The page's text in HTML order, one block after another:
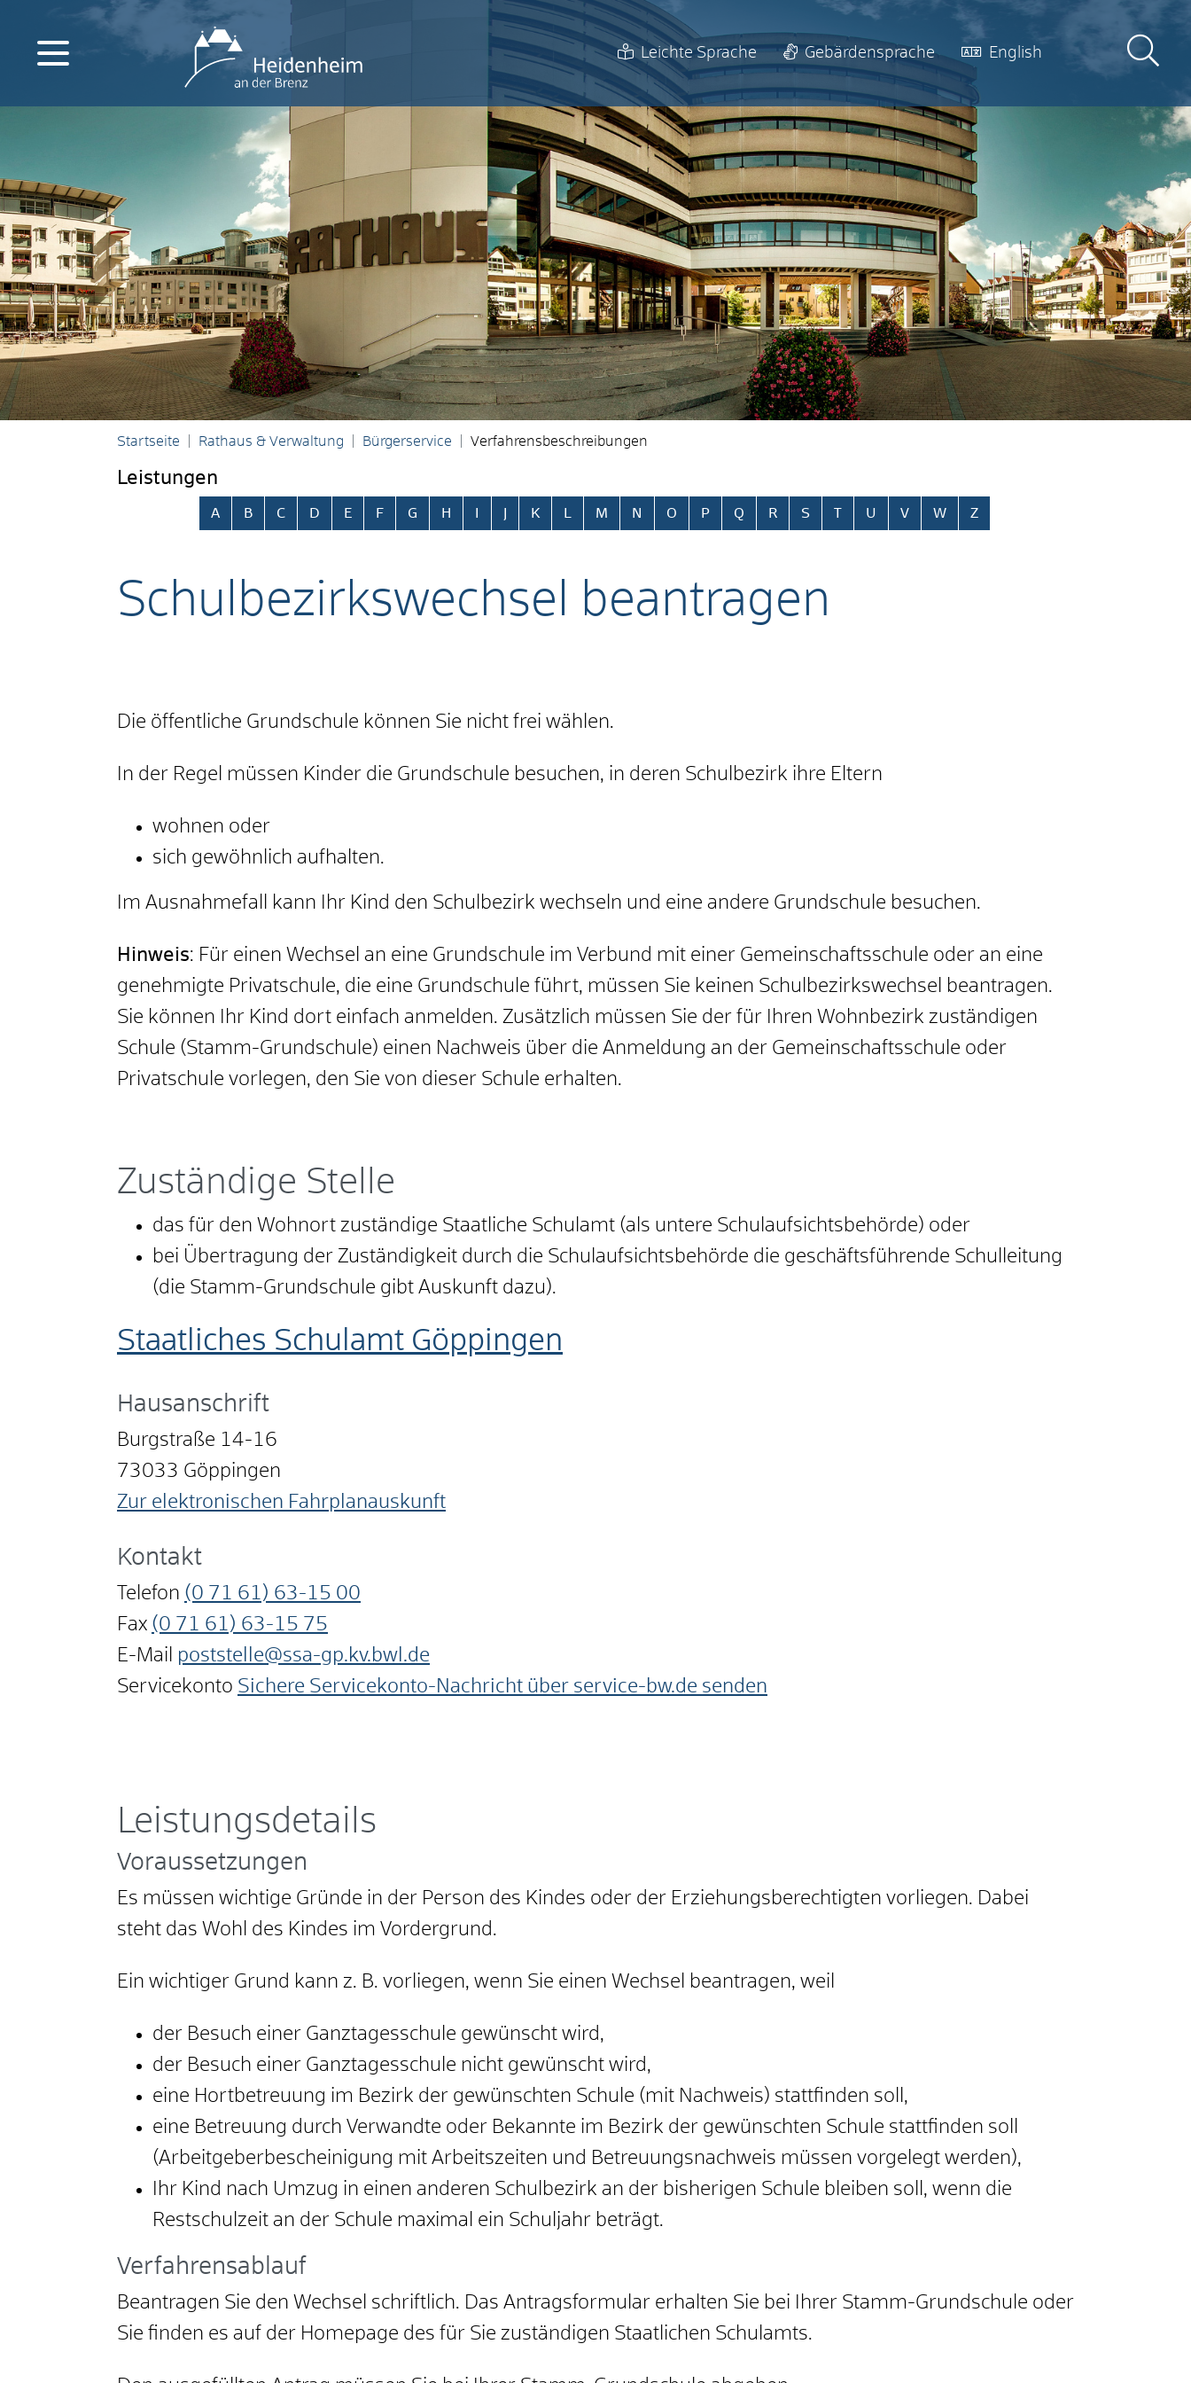
Leichte Sprache Gebärdensprache English
Startseite Rathaus & Verwaltung Bürgerservice Verfahrensbeschreibungen
Leistungen
Alphabetisches Register überspringen
A B C D E F G H K M N O P Q R S T U V W Z
Schulbezirkswechsel beantragen
Die öffentliche Grundschule können Sie nicht frei wählen.
In der Regel müssen Kinder die Grundschule besuchen, in deren Schulbezirk ihre Eltern
wohnen oder
sich gewöhnlich aufhalten.
Im Ausnahmefall kann Ihr Kind den Schulbezirk wechseln und eine andere Grundschule besuchen.
Hinweis: Für einen Wechsel an eine Grundschule im Verbund mit einer Gemeinschaftsschule oder an eine
genehmigte Privatschule, die eine Grundschule führt, müssen Sie keinen Schulbezirkswechsel beantragen.
Sie können Ihr Kind dort einfach anmelden. Zusätzlich müssen Sie der für Ihren Wohnbezirk zuständigen
Schule (Stamm-Grundschule) einen Nachweis über die Anmeldung an der Gemeinschaftsschule oder
Privatschule vorlegen, den Sie von dieser Schule erhalten.
Zuständige Stelle
das für den Wohnort zuständige Staatliche Schulamt (als untere Schulaufsichtsbehörde) oder
bei Übertragung der Zuständigkeit durch die Schulaufsichtsbehörde die geschäftsführende Schulleitung
(die Stamm-Grundschule gibt Auskunft dazu).
Staatliches Schulamt Göppingen
Hausanschrift
Burgstraße 14-16
73033 Göppingen
Zur elektronischen Fahrplanauskunft
Kontakt
Telefon (0 71 61) 63-15 00
Fax (0 71 61) 63-15 75
E-Mail poststelle@ssa-gp.kv.bwl.de
Servicekonto Sichere Servicekonto-Nachricht über service-bw.de senden
Leistungsdetails
Voraussetzungen
Es müssen wichtige Gründe in der Person des Kindes oder der Erziehungsberechtigten vorliegen. Dabei
steht das Wohl des Kindes im Vordergrund.
Ein wichtiger Grund kann z. B. vorliegen, wenn Sie einen Wechsel beantragen, weil
der Besuch einer Ganztagesschule gewünscht wird,
der Besuch einer Ganztagesschule nicht gewünscht wird,
eine Hortbetreuung im Bezirk der gewünschten Schule (mit Nachweis) stattfinden soll,
eine Betreuung durch Verwandte oder Bekannte im Bezirk der gewünschten Schule stattfinden soll
(Arbeitgeberbescheinigung mit Arbeitszeiten und Betreuungsnachweis müssen vorgelegt werden),
Ihr Kind nach Umzug in einen anderen Schulbezirk an der bisherigen Schule bleiben soll, wenn die
Restschulzeit an der Schule maximal ein Schuljahr beträgt.
Verfahrensablauf
Beantragen Sie den Wechsel schriftlich. Das Antragsformular erhalten Sie bei Ihrer Stamm-Grundschule oder
Sie finden es auf der Homepage des für Sie zuständigen Staatlichen Schulamts.